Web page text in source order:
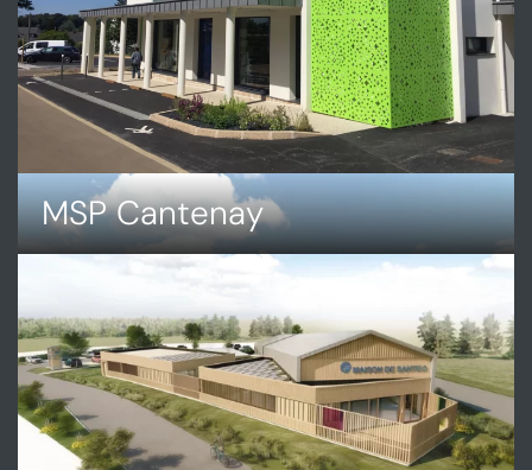
MSP Cantenay
DÉCOUVRIR
MSP
CANTENAY